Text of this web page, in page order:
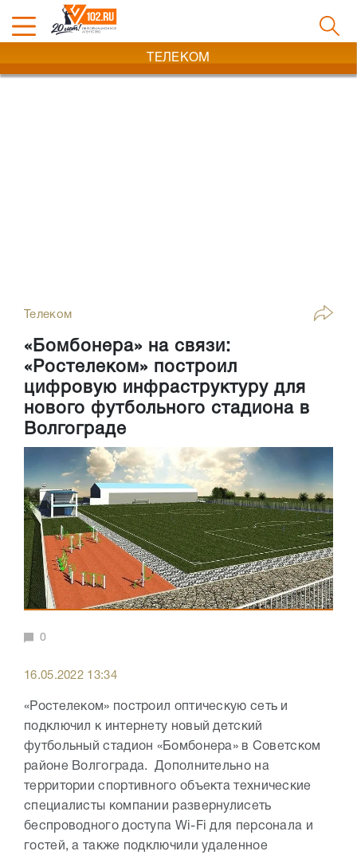
ТЕЛЕКОМ
Телеком
«Бомбонера» на связи:
«Ростелеком» построил
цифровую инфраструктуру для
нового футбольного стадиона в
Волгограде
0
16.05.2022 13:34
«Ростелеком» построил оптическую сеть и
подключил к интернету новый детский
футбольный стадион «Бомбонера» в Советском
районе Волгограда. Дополнительно на
территории спортивного объекта технические
специалисты компании развернулисеть
беспроводного доступа Wi-Fi для персонала и
гостей, а также подключили удаленное